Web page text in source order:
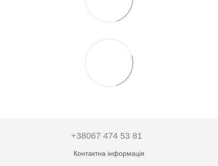
+38067 474 53 81
Контактна інформація